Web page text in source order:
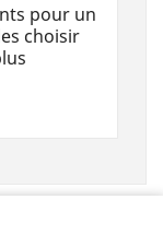
pour un
choisir